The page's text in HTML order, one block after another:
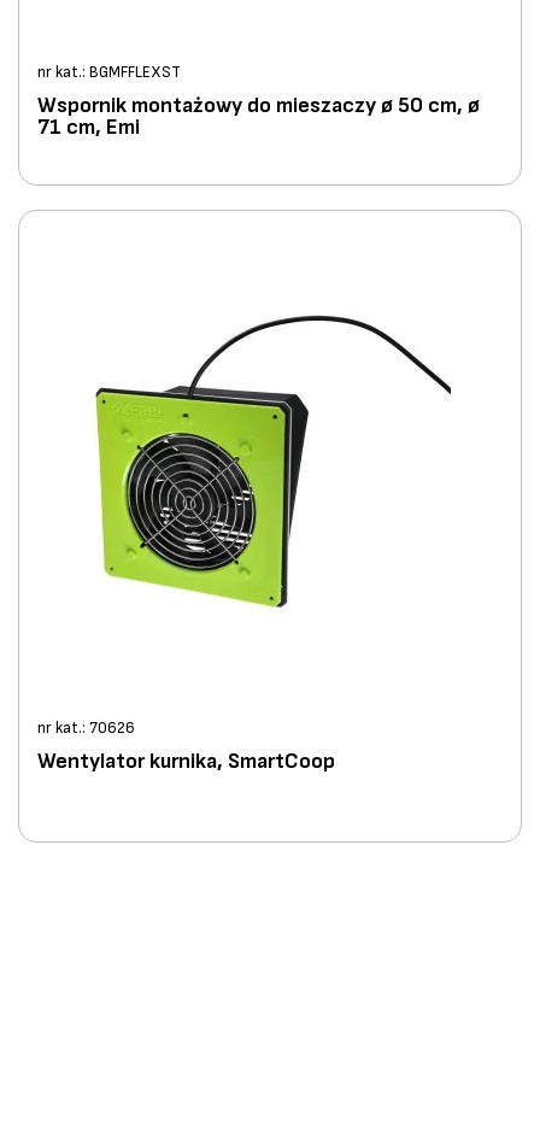
nr kat.: BGMFFLEXST
Wspornik montażowy do mieszaczy ø 50 cm, ø
71 cm, Emi
nr kat.: 70626
Wentylator kurnika, SmartCoop